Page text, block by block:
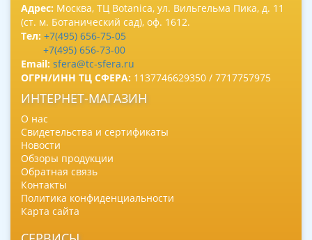
Адрес: Москва, ТЦ Botanica, ул. Вильгельма Пика, д. 11
(ст. м. Ботанический сад), оф. 1612.
Тел: +7(495) 656-75-05
+7(495) 656-73-00
Email: sfera@tc-sfera.ru
ОГРН/ИНН ТЦ СФЕРА: 1137746629350 / 7717757975
ИНТЕРНЕТ-МАГАЗИН
О нас
Свидетельства и сертификаты
Новости
Обзоры продукции
Обратная связь
Контакты
Политика конфиденциальности
Карта сайта